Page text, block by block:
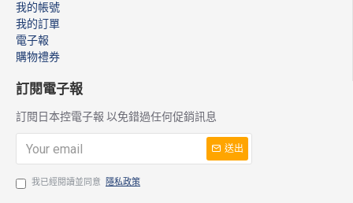
我的帳號
我的訂單
電子報
購物禮券
訂閱電子報
訂閱日本控電子報 以免錯過任何促銷訊息
送出
我已經閱讀並同意 隱私政策